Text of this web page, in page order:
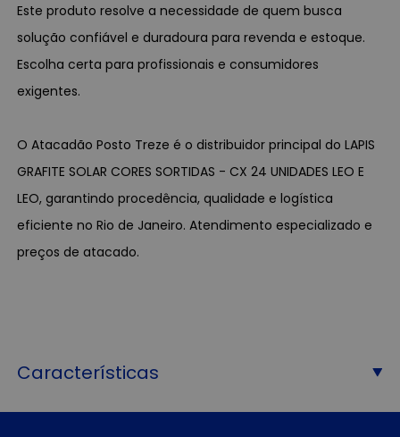
Este produto resolve a necessidade de quem busca
solução confiável e duradoura para revenda e estoque.
Escolha certa para profissionais e consumidores
exigentes.
O Atacadão Posto Treze é o distribuidor principal do LAPIS
GRAFITE SOLAR CORES SORTIDAS - CX 24 UNIDADES LEO E
LEO, garantindo procedência, qualidade e logística
eficiente no Rio de Janeiro. Atendimento especializado e
preços de atacado.
Características